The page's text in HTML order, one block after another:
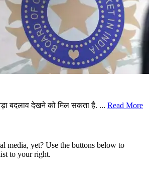
बदलाव देखने को मिल सकता है. ... Read More
media, yet? Use the buttons below to
to your right.